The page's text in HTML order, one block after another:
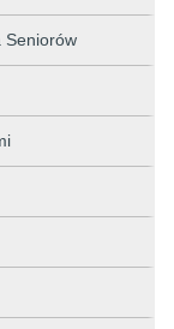
Seniorów